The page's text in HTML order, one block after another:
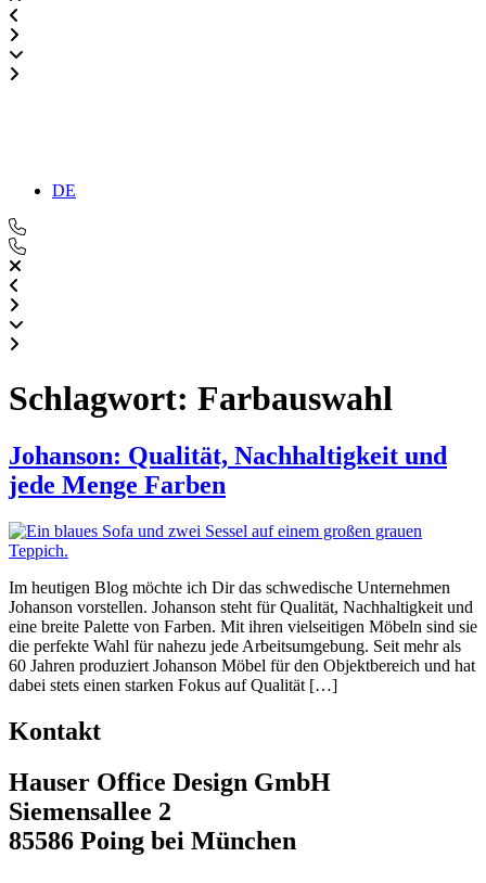
DE
Schlagwort: Farbauswahl
Johanson: Qualität, Nachhaltigkeit und
jede Menge Farben
Im heutigen Blog möchte ich Dir das schwedische Unternehmen
Johanson vorstellen. Johanson steht für Qualität, Nachhaltigkeit und
eine breite Palette von Farben. Mit ihren vielseitigen Möbeln sind sie
die perfekte Wahl für nahezu jede Arbeitsumgebung. Seit mehr als
60 Jahren produziert Johanson Möbel für den Objektbereich und hat
dabei stets einen starken Fokus auf Qualität […]
Kontakt
Hauser Office Design GmbH
Siemensallee 2
85586 Poing bei München